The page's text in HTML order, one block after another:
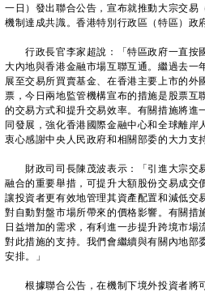
一日）發出聯合公告，宣布就推動大宗交易
機制達成共識。香港特別行政區（特區）政
行政長官李家超說：「特區政府一直按
大內地與香港金融市場互聯互通。繼過去一
展至交易所買賣基金、在香港主要上市的外
票，今日兩地監管機構宣布的措施是股票互
的交易方式和提升交易效率。有關措施將進
同發展，強化香港國際金融中心和全球離岸
衷心感謝中央人民政府和相關部委的大力支
財政司司長陳茂波表示：「引進大宗交
融合的重要舉措，可提升大額股份交易成交
讓投資者更有效地管理其資產配置和減低交
對自動對盤市場所帶來的價格影響。有關措
日益增加的需求，有利進一步提升跨境市場
對此措施的支持。我們會繼續與有關內地部
安排。」
根據聯合公告，在機制下境外投資者將